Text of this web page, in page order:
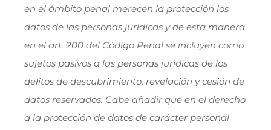
en el ámbito penal merecen la protección los
datos de las personas jurídicas y de esta manera
en el art. 200 del Código Penal se incluyen como
sujetos pasivos a las personas jurídicas de los
delitos de descubrimiento, revelación y cesión de
datos reservados. Cabe añadir que en el derecho
a la protección de datos de carácter personal